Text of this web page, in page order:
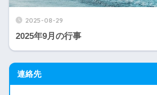
2025-08-29
2025年9月の行事
連絡先